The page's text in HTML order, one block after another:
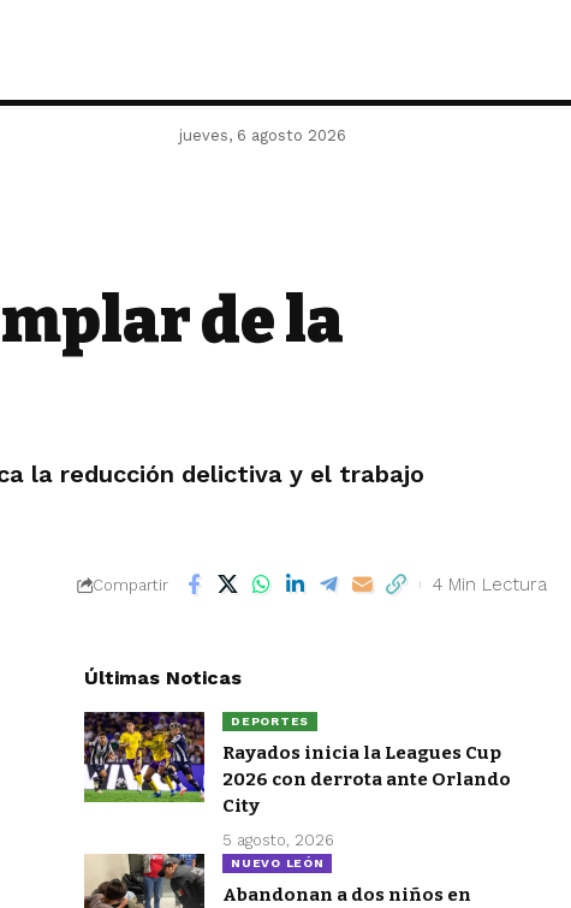
jueves, 6 agosto 2026
de la
la reducción delictiva y el trabajo
Compartir 4 Min Lectura
Últimas Noticas
DEPORTES
Rayados inicia la Leagues Cup
2026 con derrota ante Orlando
City
5 agosto, 2026
NUEVO LEÓN
Abandonan a dos niños en